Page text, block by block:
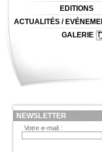
EDITIONS
ACTUALITÉS /
GALERIE
NEWSLETTER
Votre e-mail :